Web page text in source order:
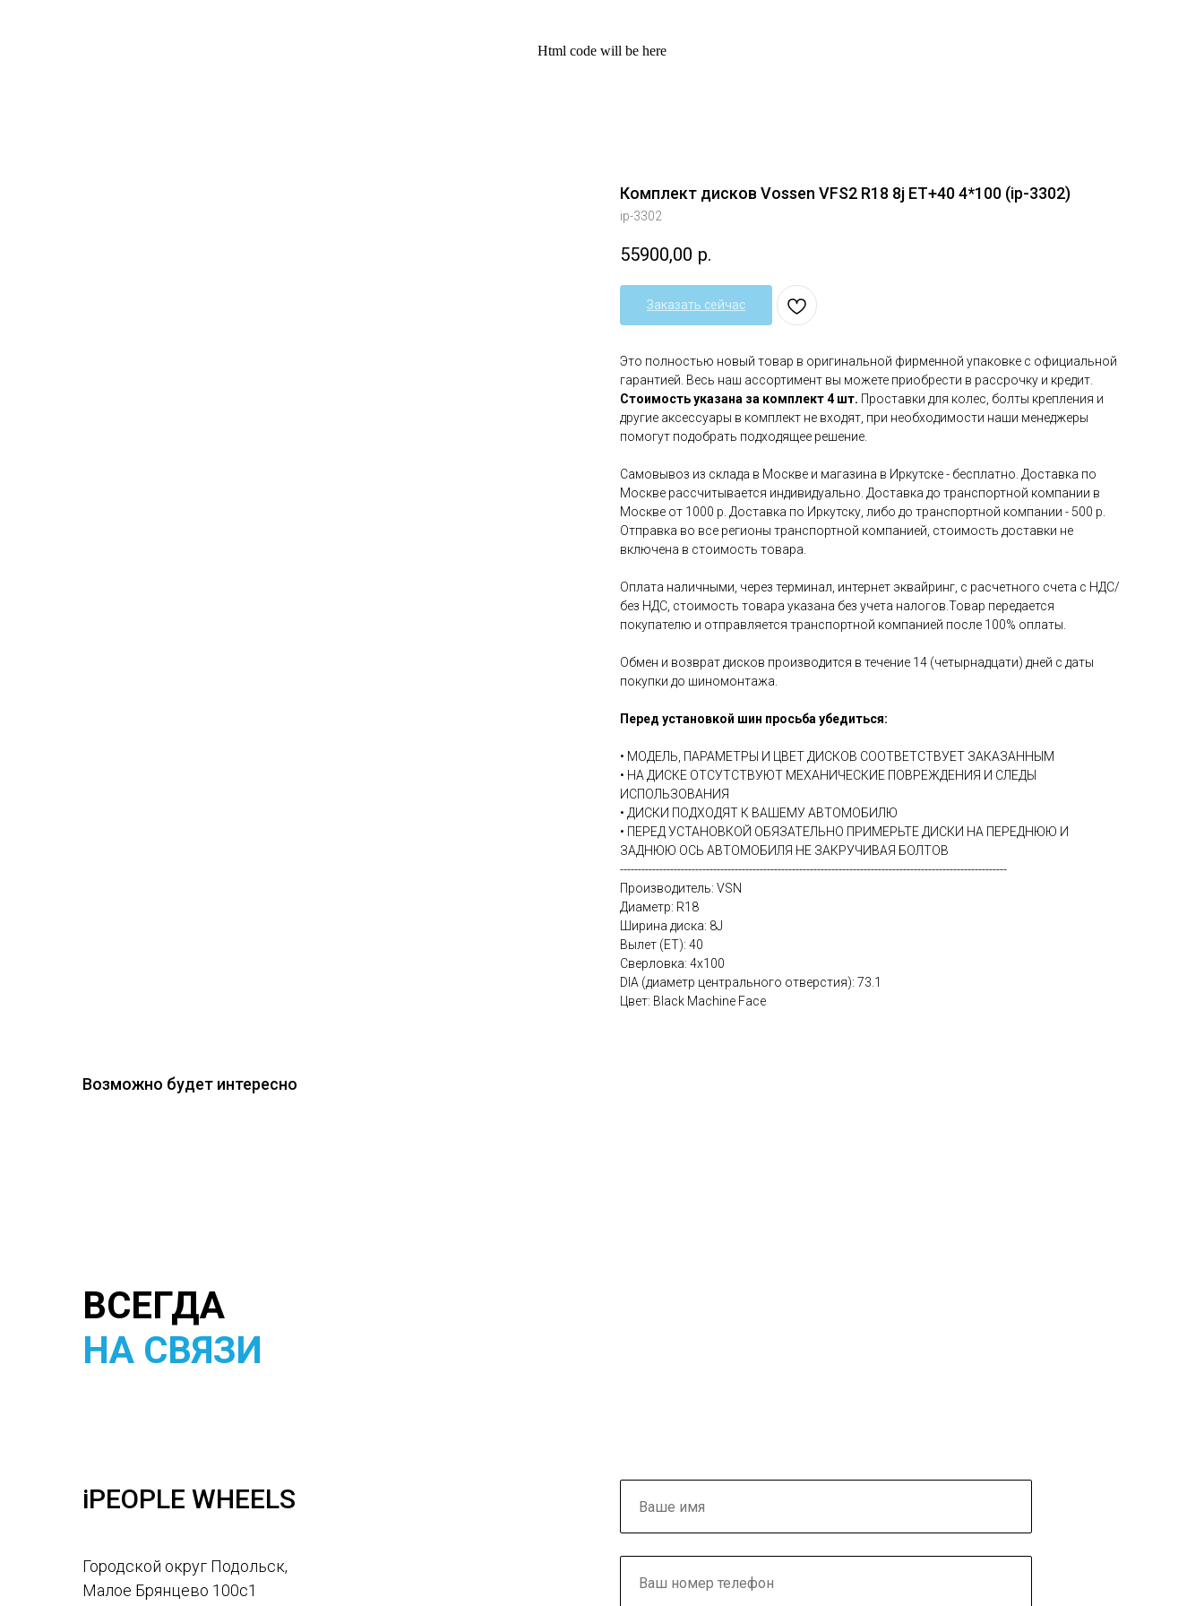
Html code will be here
Комплект дисков Vossen VFS2 R18 8j ET+40 4*100 (ip-3302)
ip-3302
55900,00 р.
Заказать сейчас
Это полностью новый товар в оригинальной фирменной упаковке с официальной
гарантией. Весь наш ассортимент вы можете приобрести в рассрочку и кредит.
Стоимость указана за комплект 4 шт. Проставки для колес, болты крепления и
другие аксессуары в комплект не входят, при необходимости наши менеджеры
помогут подобрать подходящее решение.
Самовывоз из склада в Москве и магазина в Иркутске - бесплатно. Доставка по
Москве рассчитывается индивидуально. Доставка до транспортной компании в
Москве от 1000 р. Доставка по Иркутску, либо до транспортной компании - 500 р.
Отправка во все регионы транспортной компанией, стоимость доставки не
включена в стоимость товара.
Оплата наличными, через терминал, интернет эквайринг, с расчетного счета с НДС/
без НДС, стоимость товара указана без учета налогов.Товар передается
покупателю и отправляется транспортной компанией после 100% оплаты.
Обмен и возврат дисков производится в течение 14 (четырнадцати) дней с даты
покупки до шиномонтажа.
Перед установкой шин просьба убедиться:
• МОДЕЛЬ, ПАРАМЕТРЫ И ЦВЕТ ДИСКОВ СООТВЕТСТВУЕТ ЗАКАЗАННЫМ
• НА ДИСКЕ ОТСУТСТВУЮТ МЕХАНИЧЕСКИЕ ПОВРЕЖДЕНИЯ И СЛЕДЫ
ИСПОЛЬЗОВАНИЯ
• ДИСКИ ПОДХОДЯТ К ВАШЕМУ АВТОМОБИЛЮ
• ПЕРЕД УСТАНОВКОЙ ОБЯЗАТЕЛЬНО ПРИМЕРЬТЕ ДИСКИ НА ПЕРЕДНЮЮ И
ЗАДНЮЮ ОСЬ АВТОМОБИЛЯ НЕ ЗАКРУЧИВАЯ БОЛТОВ
------------------------------------------------------------------------------------------------------------
Производитель: VSN
Диаметр: R18
Ширина диска: 8J
Вылет (ET): 40
Сверловка: 4х100
DIA (диаметр центрального отверстия): 73.1
Цвет: Black Machine Face
Возможно будет интересно
ВСЕГДА
НА СВЯЗИ
iPEOPLE WHEELS
Городской округ Подольск,
Малое Брянцево 100с1